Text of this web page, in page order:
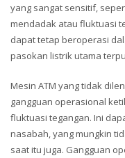
yang sangat sensitif,
mendadak atau fluktuasi
dapat tetap beroperasi
pasokan listrik utama
Mesin ATM yang tidak
gangguan operasional
fluktuasi tegangan. Ini
nasabah, yang mungkin
saat itu juga. Gangguan